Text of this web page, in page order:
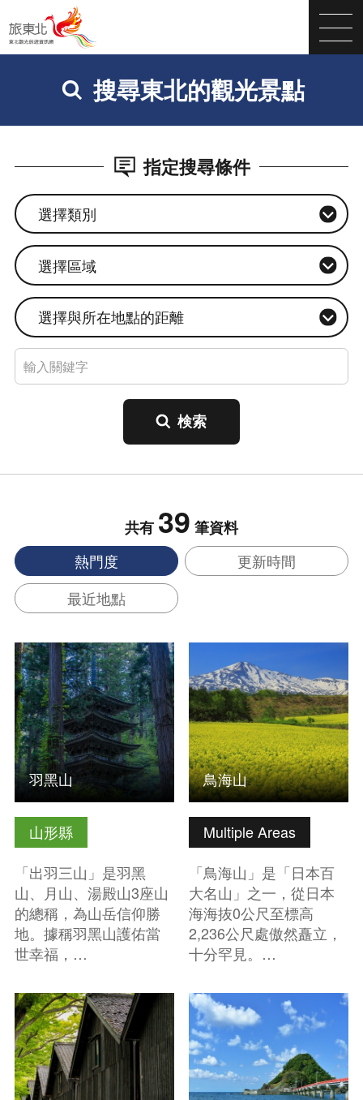
搜尋東北的觀光景點
指定搜尋條件
選擇類別
選擇區域
選擇與所在地點的距離
共有 39 筆資料
熱門度
更新時間
最近地點
山形縣
「出羽三山」是羽黑
山、月山、湯殿山3座山
的總稱，為山岳信仰勝
地。據稱羽黑山護佑當
世幸福，…
查看基本資訊
羽黑山
Multiple Areas
「鳥海山」是「日本百
大名山」之一，從日本
海海抜0公尺至標高
2,236公尺處傲然矗立，
十分罕見。…
鳥海山
查看基本資訊 查看基本資訊